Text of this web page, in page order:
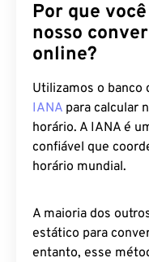
Por que
nosso
online?
Utilizamos o banco
IANA para calcular
horário. A IANA é
confiável que
horário mundial.
A maioria dos
estático para
entanto, esse